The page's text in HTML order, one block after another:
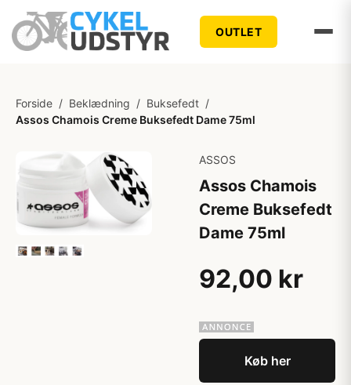
OUTLET
Forside / Beklædning / Buksefedt /
Assos Chamois Creme Buksefedt Dame 75ml
ASSOS
Assos Chamois
Creme Buksefedt
Dame 75ml
92,00 kr
Køb her